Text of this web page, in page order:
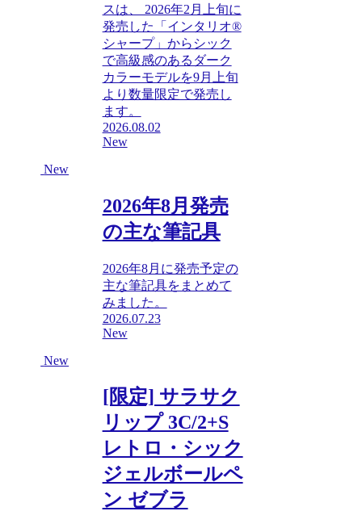
スは、 2026年2月上旬に
発売した「インタリオ®
シャープ」からシック
で高級感のあるダーク
カラーモデルを9月上旬
より数量限定で発売し
ます。
2026.08.02
New
New
2026年8月発売
の主な筆記具
2026年8月に発売予定の
主な筆記具をまとめて
みました。
2026.07.23
New
New
[限定] サラサク
リップ 3C/2+S
レトロ・シック
ジェルボールペ
ン ゼブラ